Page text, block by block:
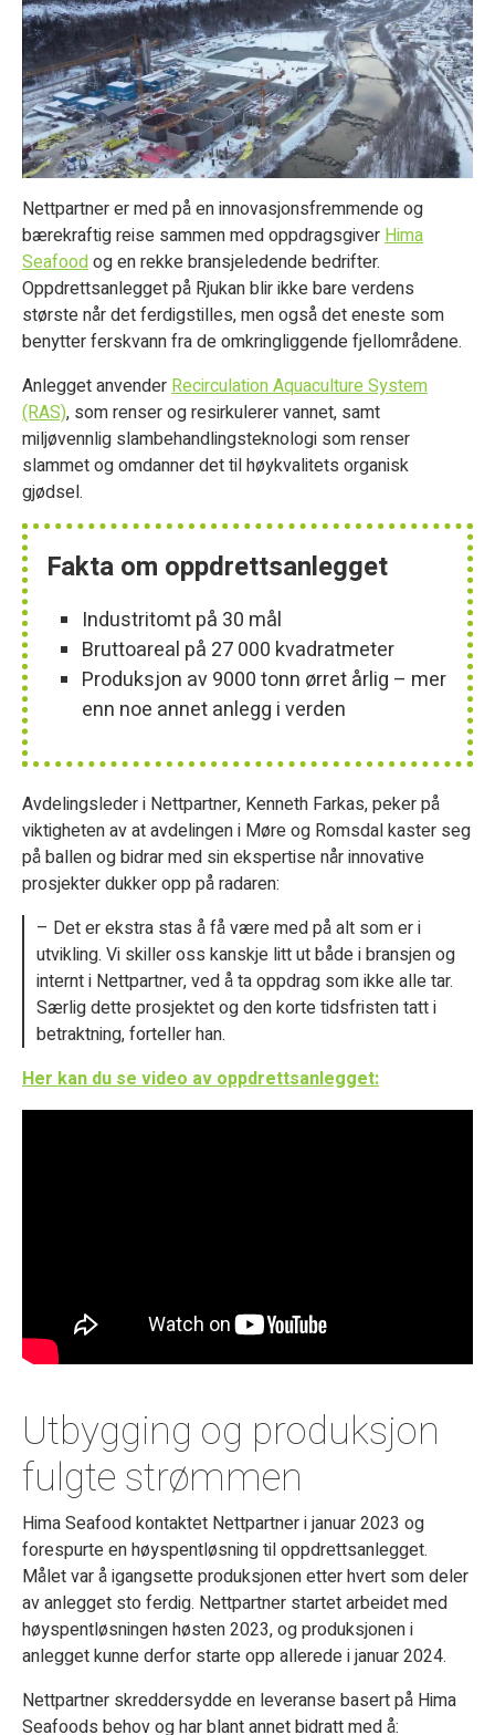
Nettpartner er med på en innovasjonsfremmende og
bærekraftig reise sammen med oppdragsgiver Hima
Seafoodog en rekke bransjeledende bedrifter.
Oppdrettsanlegget på Rjukan blir ikke bare verdens
største når det ferdigstilles, men også det eneste som
benytter ferskvann fra de omkringliggende fjellområdene.
Anlegget anvender Recirculation Aquaculture System
(RAS), som renser og resirkulerer vannet, samt
miljøvennlig slambehandlingsteknologi som renser
slammet og omdanner det til høykvalitets organisk
gjødsel.
Fakta om oppdrettsanlegget
Industritomt på 30 mål
Bruttoareal på 27 000 kvadratmeter
Produksjon av 9000 tonn ørret årlig – mer
enn noe annet anlegg i verden
Avdelingsleder i Nettpartner, Kenneth Farkas, peker på
viktigheten av at avdelingen i Møre og Romsdal kaster seg
på ballen og bidrar med sin ekspertise når innovative
prosjekter dukker opp på radaren:
– Det er ekstra stas å få være med på alt som er i
utvikling. Vi skiller oss kanskje litt ut både i bransjen og
internt i Nettpartner, ved å ta oppdrag som ikke alle tar.
Særlig dette prosjektet og den korte tidsfristen tatt i
betraktning, forteller han.
Her kan du se video av oppdrettsanlegget:
Utbygging og produksjon
fulgte strømmen
Hima Seafood kontaktet Nettpartner i januar 2023 og
forespurte en høyspentløsning til oppdrettsanlegget.
Målet var å igangsette produksjonen etter hvert som deler
av anlegget sto ferdig. Nettpartner startet arbeidet med
høyspentløsningen høsten 2023, og produksjonen i
anlegget kunne derfor starte opp allerede i januar 2024.
Nettpartner skreddersydde en leveranse basert på Hima
Seafoods behov og har blant annet bidratt med å: